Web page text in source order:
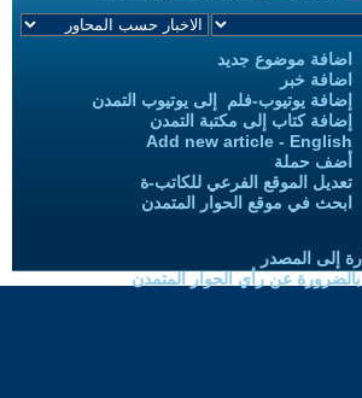
اضافة موضوع جديد
اضافة خبر
إضافة يوتيوب-فلم إلى يوتيوب التمدن
إضافة كتاب إلى مكتبة التمدن
Add new article - English
أضف حملة
تعديل الموقع الفرعي للكاتب-ة
ابحث في موقع الحوار المتمدن
إلى المصدر
بالضرورة عن رأي الحوار المتمدن